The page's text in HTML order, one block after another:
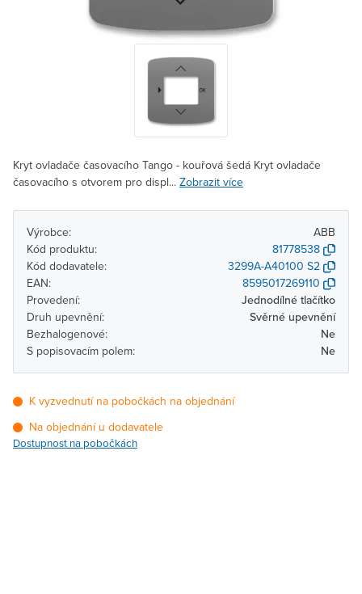
Kryt ovladače časovacího Tango - kouřová šedá Kryt ovladače
časovacího s otvorem pro displ... Zobrazit více
Výrobce:
ABB
Kód produktu:
81778538
Kód dodavatele:
3299A-A40100 S2
EAN:
8595017269110
Provedení:
Jednodílné tlačítko
Druh upevnění:
Svěrné upevnění
Bezhalogenové:
Ne
S popisovacím polem:
Ne
K vyzvednutí na pobočkách na objednání
Na objednání u dodavatele
Dostupnost na pobočkách